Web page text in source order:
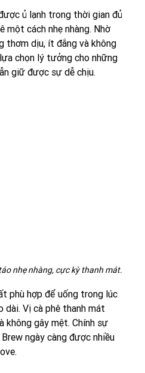
ủ lạnh trong thời gian đủ
một cách nhẹ nhàng. Nhờ
thơm dịu, ít đắng và không
chọn lý tưởng cho những
giữ được sự dễ chịu.
nhẹ nhàng, cực kỳ thanh mát.
phù hợp để uống trong lúc
dài. Vị cà phê thanh mát
gây mệt. Chính sự
ngày càng được nhiều